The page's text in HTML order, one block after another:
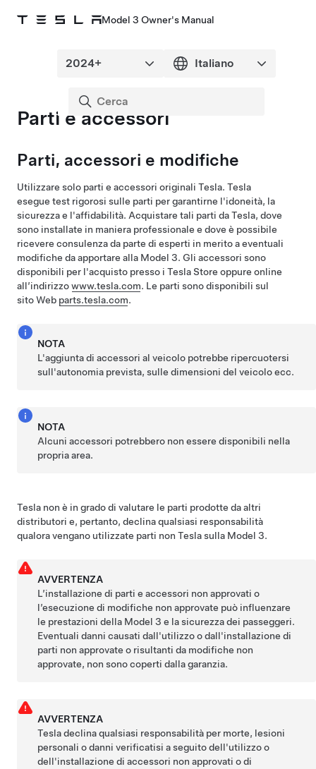
Model 3 Owner's Manual
Parti e accessori
Parti, accessori e modifiche
Utilizzare solo parti e accessori originali Tesla. Tesla
esegue test rigorosi sulle parti per garantirne l'idoneità, la
sicurezza e l'affidabilità. Acquistare tali parti da Tesla, dove
sono installate in maniera professionale e dove è possibile
ricevere consulenza da parte di esperti in merito a eventuali
modifiche da apportare alla Model 3. Gli accessori sono
disponibili per l'acquisto presso i Tesla Store oppure online
all’indirizzowww.tesla.com. Le parti sono disponibili sul
sito Web parts.tesla.com.
NOTA
L'aggiunta di accessori al veicolo potrebbe ripercuotersi
sull'autonomia prevista, sulle dimensioni del veicolo ecc.
NOTA
Alcuni accessori potrebbero non essere disponibili nella
propria area.
Tesla non è in grado di valutare le parti prodotte da altri
distributori e, pertanto, declina qualsiasi responsabilità
qualora vengano utilizzate parti non Tesla sulla Model 3.
AVVERTENZA
L’installazione di parti e accessori non approvati o
l’esecuzione di modifiche non approvate può influenzare
le prestazioni della Model 3 e la sicurezza dei passeggeri.
Eventuali danni causati dall'utilizzo o dall'installazione di
parti non approvate o risultanti da modifiche non
approvate, non sono coperti dalla garanzia.
AVVERTENZA
Tesla declina qualsiasi responsabilità per morte, lesioni
personali o danni verificatisi a seguito dell'utilizzo o
dell'installazione di accessori non approvati o di